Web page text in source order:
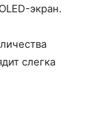
экран.
слегка